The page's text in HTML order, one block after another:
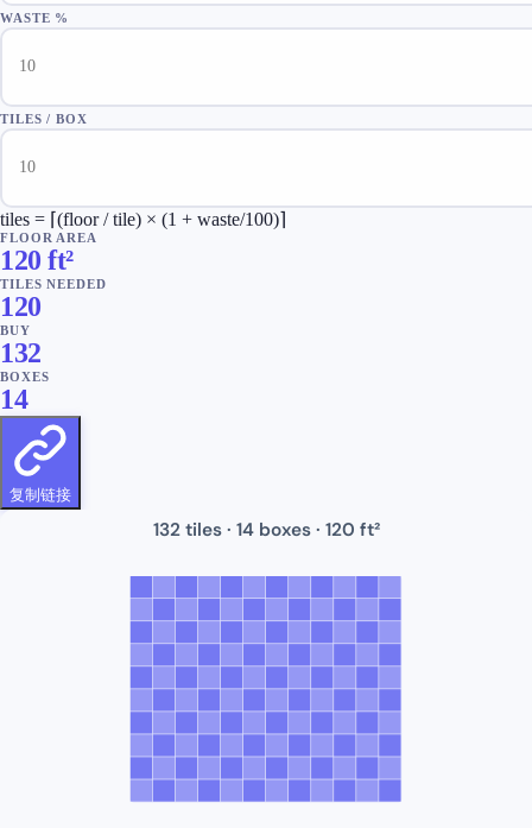
WASTE %
TILES / BOX
tiles = ⌈(floor / tile) × (1 + waste/100)⌉
FLOOR AREA
120 ft²
TILES NEEDED
120
BUY
132
BOXES
14
复制链接
132tiles · 14 boxes · 120 ft²